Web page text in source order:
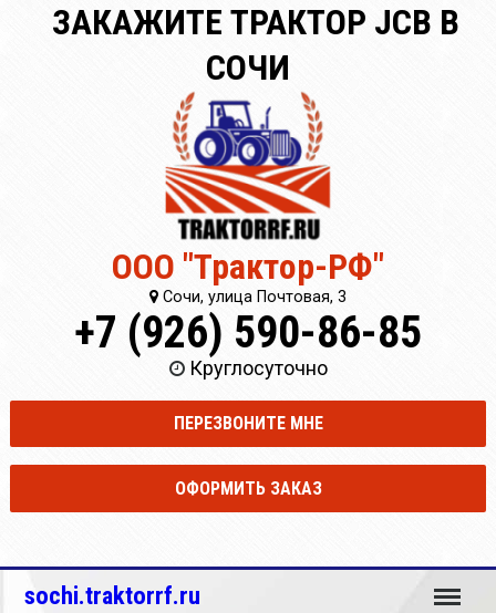
ЗАКАЖИТЕ ТРАКТОР JCB В
СОЧИ
ООО "Трактор-РФ"
Сочи, улица Почтовая, 3
+7 (926) 590-86-85
Круглосуточно
ПЕРЕЗВОНИТЕ МНЕ
ОФОРМИТЬ ЗАКАЗ
sochi.traktorrf.ru Меню